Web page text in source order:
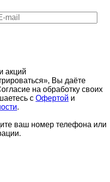
акций
Вы даёте
на обработку своих
с Офертой и
.
ваш номер телефона или